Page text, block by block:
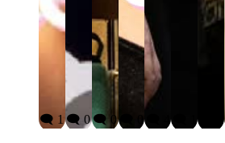
🗨️ 1 🗨️ 0 🗨️ 0